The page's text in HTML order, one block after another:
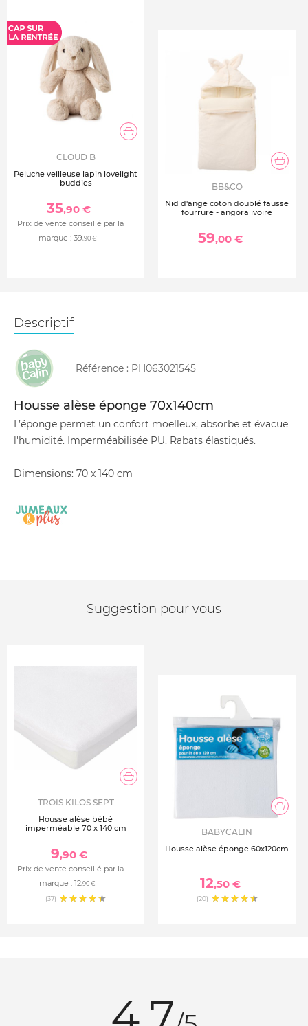
CLOUD B
Peluche veilleuse lapin lovelight
buddies
35,90 €
Prix de vente conseillé par la
marque : 39,90 €
BB&CO
Nid d'ange coton doublé fausse
fourrure - angora ivoire
59,00 €
Descriptif
Référence : PH063021545
Housse alèse éponge 70x140cm
L’éponge permet un confort moelleux, absorbe et évacue
l'humidité. Imperméabilisée PU. Rabats élastiqués.
Dimensions: 70 x 140 cm
Suggestion pour vous
TROIS KILOS SEPT
Housse alèse bébé
imperméable 70 x 140 cm
9,90 €
Prix de vente conseillé par la
marque : 12,90 €
(37)
BABYCALIN
Housse alèse éponge 60x120cm
12,50 €
(20)